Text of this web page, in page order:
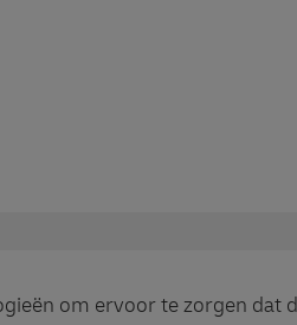
om ervoor te zorgen dat